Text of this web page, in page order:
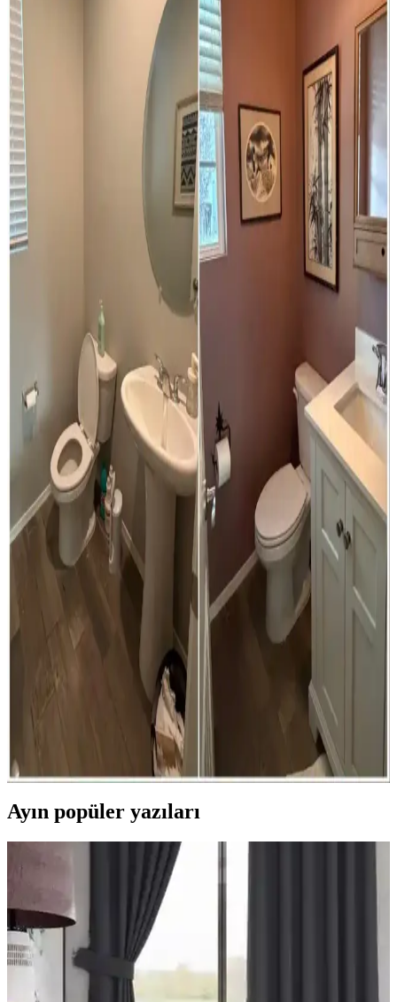
1920'ler Tarzı Banyo Yenileme: Tarihi Doku ve
Modern Tasarım Seçenekleri
1920'ler tarzı evlerde banyo yenileme sürecinde, özgün karo zemin
korunması ve krem metro seramik kullanımı ile tarihi doku
korunurken, mermer ve yeni karo seçenekleri modern ve lüks
alternatifler sunar.
Chicago'da Moody Stil Banyo Yenileme: Modern
Tasarım ve Fonksiyonel Çözümler
Chicago'da küçük ve penceresiz bir banyoda gerçekleştirilen moody
stil banyo yenileme projesi, koyu tonlar, özel tasarım lavabo ve
gömme raflarla estetik ve fonksiyonelliği bir araya getiriyor.
Banyoda Sarıdan Mor ve Yeşile Geçiş: Duvar Rengi
Seçiminde Uyum ve Estetik
Banyoda sarı ve turuncu tonlardan uzaklaşarak, sıcak mor ve yeşil
tonlarıyla uyumlu, ferah bir atmosfer yaratmak için duvar rengi
seçimi ve uyumlu aksesuarlar önemlidir.
Uygun Maliyetli Banyo Yenileme: Minimal
Müdahalelerle Estetik ve Fonksiyonel Çözümler
Minimal müdahalelerle yapılan banyo yenileme projeleri, düşük
maliyetle estetik ve fonksiyonel mekanlar sunar. Doğru ürün seçimi
ve renk uyumu ile küçük banyolar bile modernleşir.
Banyo Havlularında Renk ve Desen Çeşitliliği ile
Kalite Sorunları Üzerine Analiz
Banyo havlularında renk ve desen çeşitliliğinin azalması,
kullanıcıların stil arayışını zorlaştırıyor. Alternatif markalar ve
ürünlerle bu sorun aşılabilir, kalite ve dayanıklılık ise ön planda
tutulmalı.
Evde Banyo Yenileme: Bütçe Dostu Estetik ve
Fonksiyonel Tasarım Yaklaşımları
Evde banyo yenileme, doğru renk seçimi, özgün dekorasyon ve
fonksiyonel mobilyalarla sınırlı bütçede estetik ve kullanışlı
mekanlar yaratmayı mümkün kılar. Detaylar ve işçilik başarının
anahtarıdır.
Ayın popüler yazıları